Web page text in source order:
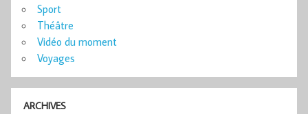
Sport
Théâtre
Vidéo du moment
Voyages
ARCHIVES